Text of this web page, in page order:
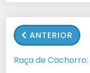
ANTERIOR
Raça de